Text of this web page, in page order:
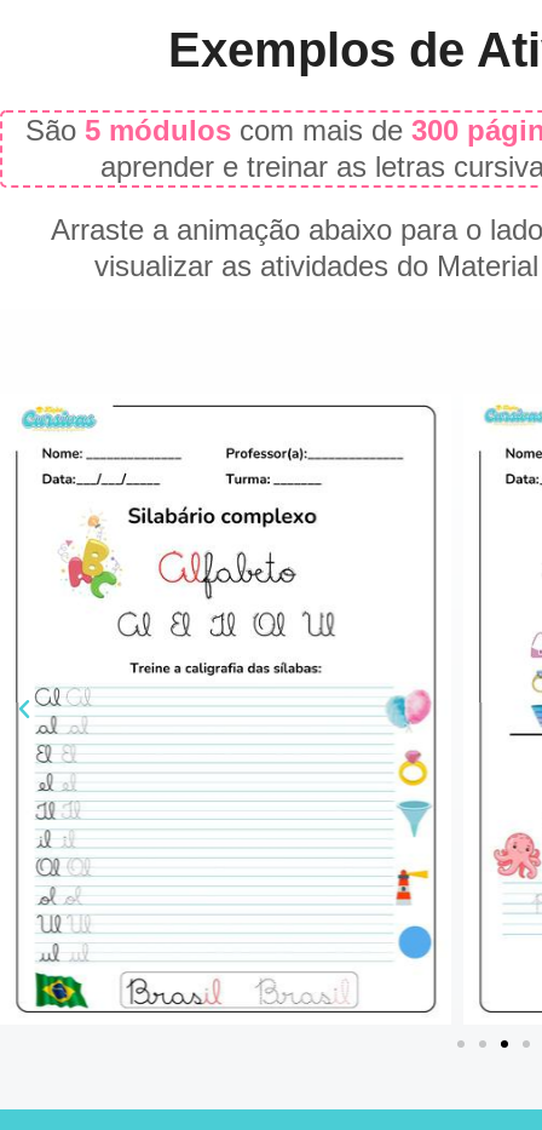
Exemplos de
São 5 móduloscom mais de 300
aprender e treinar as letras
Arraste a animação abaixo para o
visualizar as atividades do Material